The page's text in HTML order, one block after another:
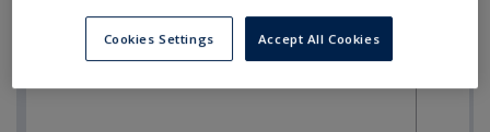
Cookies Settings Accept All Cookies